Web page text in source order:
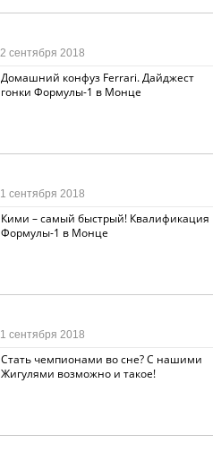
Домашний конфуз Ferrari. Дайджест
гонки Формулы-1 в Монце
2 сентября 2018
Кими – самый быстрый! Квалификация
Формулы-1 в Монце
1 сентября 2018
Стать чемпионами во сне? С нашими
Жигулями возможно и такое!
1 сентября 2018